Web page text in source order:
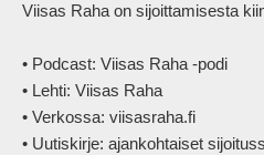
Viisas Raha on sijoittamisesta
• Podcast: Viisas Raha -podi
• Lehti: Viisas Raha
• Verkossa: viisasraha.fi
• Uutiskirje: ajankohtaiset